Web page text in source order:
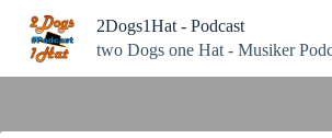
Inhalt
springen
2Dogs1Hat - Podcast
two Dogs one Hat - Musiker